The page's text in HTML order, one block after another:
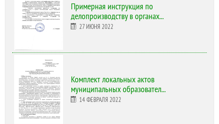
Примерная инструкция по
делопроизводству в органах...
27 ИЮНЯ 2022
Комплект локальных актов
муниципальных образовател...
14 ФЕВРАЛЯ 2022